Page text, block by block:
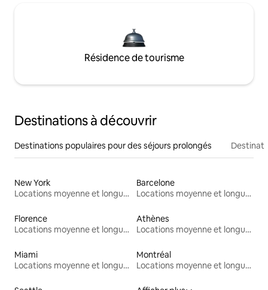
Résidence de tourisme
Destinations à découvrir
Destinations populaires pour des séjours prolongés
New York
Locations moyenne et longue durée
Barcelone
Locations moyenne et longue durée
Florence
Locations moyenne et longue durée
Athènes
Locations moyenne et longue durée
Miami
Locations moyenne et longue durée
Montréal
Locations moyenne et longue durée